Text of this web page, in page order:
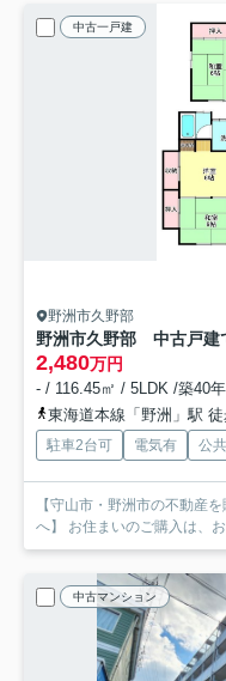
中古一戸建
野洲市久野部
野洲市久野部 中古戸建
2,480万円
- / 116.45㎡ / 5LDK /築40年
東海道本線「野洲」駅
駐車2台可 電気有 公
【守山市・野洲市の不動産
へ】 お住まいのご購入は、
中古マンション